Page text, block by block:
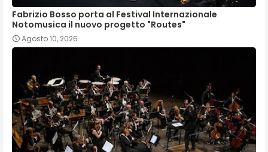
Fabrizio Bosso porta al Festival Internazionale
Notomusica il nuovo progetto "Routes"
Agosto 10, 2026